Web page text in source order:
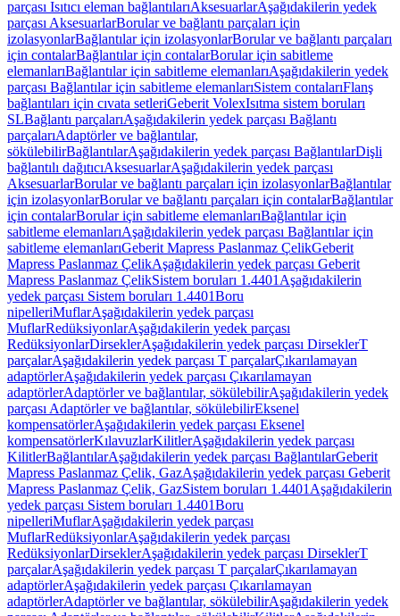
parçası Isıtıcı eleman bağlantılarıAksesuarlarAşağıdakilerin yedek
parçası AksesuarlarBorular ve bağlantı parçaları için
izolasyonlarBağlantılar için izolasyonlarBorular ve bağlantı parçaları
için contalarBağlantılar için contalarBorular için sabitleme
elemanlarıBağlantılar için sabitleme elemanlarıAşağıdakilerin yedek
parçası Bağlantılar için sabitleme elemanlarıSistem contalarıFlanş
bağlantıları için cıvata setleriGeberit VolexIsıtma sistem boruları
SLBağlantı parçalarıAşağıdakilerin yedek parçası Bağlantı
parçalarıAdaptörler ve bağlantılar,
sökülebilirBağlantılarAşağıdakilerin yedek parçası BağlantılarDişli
bağlantılı dağıtıcıAksesuarlarAşağıdakilerin yedek parçası
AksesuarlarBorular ve bağlantı parçaları için izolasyonlarBağlantılar
için izolasyonlarBorular ve bağlantı parçaları için contalarBağlantılar
için contalarBorular için sabitleme elemanlarıBağlantılar için
sabitleme elemanlarıAşağıdakilerin yedek parçası Bağlantılar için
sabitleme elemanlarıGeberit Mapress Paslanmaz ÇelikGeberit
Mapress Paslanmaz ÇelikAşağıdakilerin yedek parçası Geberit
Mapress Paslanmaz ÇelikSistem boruları 1.4401 Aşağıdakilerin
yedek parçası Sistem boruları 1.4401Boru
nipelleriMuflarAşağıdakilerin yedek parçası
MuflarRedüksiyonlarAşağıdakilerin yedek parçası
RedüksiyonlarDirseklerAşağıdakilerin yedek parçası DirseklerT
parçalarAşağıdakilerin yedek parçası T parçalarÇıkarılamayan
adaptörlerAşağıdakilerin yedek parçası Çıkarılamayan
adaptörlerAdaptörler ve bağlantılar, sökülebilirAşağıdakilerin yedek
parçası Adaptörler ve bağlantılar, sökülebilirEksenel
kompensatörlerAşağıdakilerin yedek parçası Eksenel
kompensatörlerKılavuzlarKilitlerAşağıdakilerin yedek parçası
KilitlerBağlantılarAşağıdakilerin yedek parçası BağlantılarGeberit
Mapress Paslanmaz Çelik, GazAşağıdakilerin yedek parçası Geberit
Mapress Paslanmaz Çelik, GazSistem boruları 1.4401 Aşağıdakilerin
yedek parçası Sistem boruları 1.4401Boru
nipelleriMuflarAşağıdakilerin yedek parçası
MuflarRedüksiyonlarAşağıdakilerin yedek parçası
RedüksiyonlarDirseklerAşağıdakilerin yedek parçası DirseklerT
parçalarAşağıdakilerin yedek parçası T parçalarÇıkarılamayan
adaptörlerAşağıdakilerin yedek parçası Çıkarılamayan
adaptörlerAdaptörler ve bağlantılar, sökülebilirAşağıdakilerin yedek